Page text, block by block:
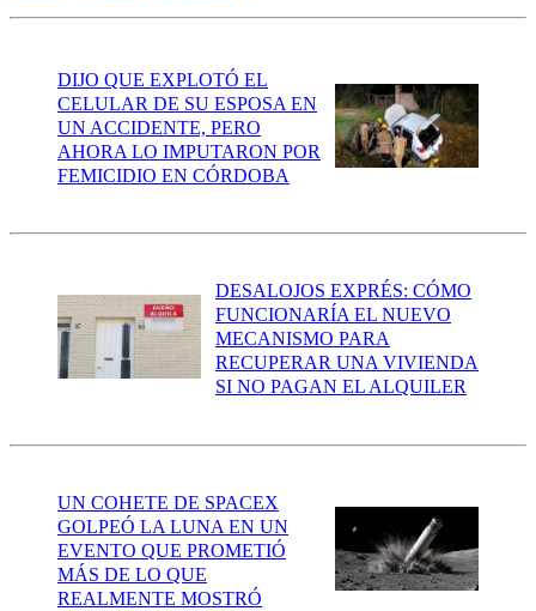
DIJO QUE EXPLOTÓ EL
CELULAR DE SU ESPOSA EN
UN ACCIDENTE, PERO
AHORA LO IMPUTARON POR
FEMICIDIO EN CÓRDOBA
DESALOJOS EXPRÉS: CÓMO
FUNCIONARÍA EL NUEVO
MECANISMO PARA
RECUPERAR UNA VIVIENDA
SI NO PAGAN EL ALQUILER
UN COHETE DE SPACEX
GOLPEÓ LA LUNA EN UN
EVENTO QUE PROMETIÓ
MÁS DE LO QUE
REALMENTE MOSTRÓ